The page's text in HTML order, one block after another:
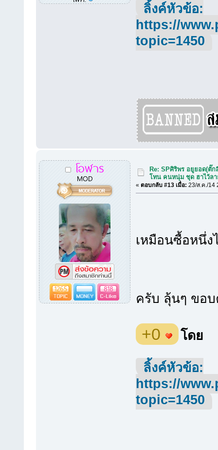
ลิ้งค์หัวข้อ:
https://
topic=1450
โอฬาร
MOD
1265 818
Re: SPศิริพร อยูยอด(ตั๊
โทน คนหนุ่ม ชุด ฮาไว้ล
« ตอบกลับ #13 เมื่อ: 23/ส.ค./14
เหมือนซื้อหนึ่ง
ครับ ลุ้นๆ ขอ
+0 โดย
ลิ้งค์หัวข้อ:
https://
topic=1450